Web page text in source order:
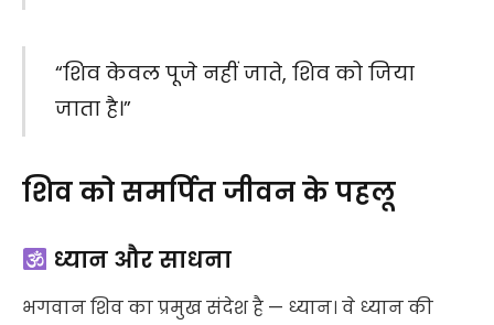
“शिव केवल पूजे नहीं जाते, शिव को जिया
जाता है।”
शिव को समर्पित जीवन के पहलू
ध्यान और साधना
भगवान शिव का प्रमुख संदेश है — ध्यान। वे ध्यान की